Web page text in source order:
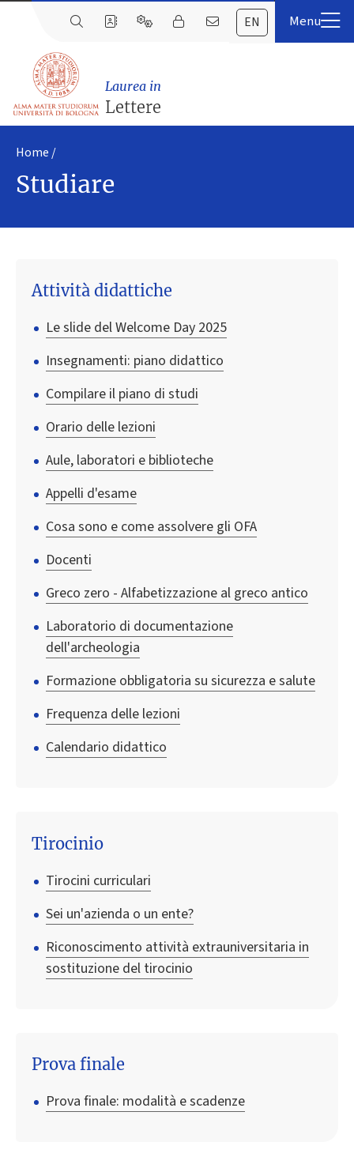
EN
Laurea in
Lettere
Home
Studiare
Attività didattiche
Le slide del Welcome Day 2025
Insegnamenti: piano didattico
Compilare il piano di studi
Orario delle lezioni
Aule, laboratori e biblioteche
Appelli d'esame
Cosa sono e come assolvere gli OFA
Docenti
Greco zero - Alfabetizzazione al greco antico
Laboratorio di documentazione
dell'archeologia
Formazione obbligatoria su sicurezza e salute
Frequenza delle lezioni
Calendario didattico
Tirocinio
Tirocini curriculari
Sei un'azienda o un ente?
Riconoscimento attività extrauniversitaria in
sostituzione del tirocinio
Prova finale
Prova finale: modalità e scadenze